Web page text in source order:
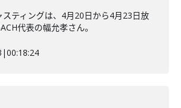
ティングは、4月20日から4月23日放
代表の幅允孝さん。
|00:18:24